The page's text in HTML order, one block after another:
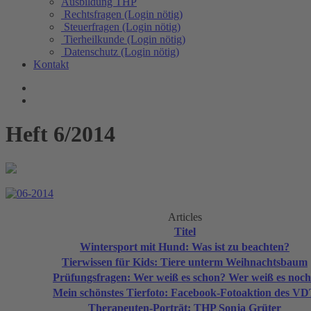
Rechtsfragen (Login nötig)
Steuerfragen (Login nötig)
Tierheilkunde (Login nötig)
Datenschutz (Login nötig)
Kontakt
Heft 6/2014
Articles
Titel
Wintersport mit Hund: Was ist zu beachten?
Tierwissen für Kids: Tiere unterm Weihnachtsbaum
Prüfungsfragen: Wer weiß es schon? Wer weiß es
Mein schönstes Tierfoto: Facebook-Fotoaktion des
Therapeuten-Porträt: THP Sonja Grüter